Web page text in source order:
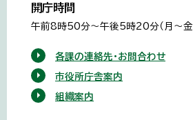
開庁時間
午前8時50分～午後5時20分（月～金
各課の連絡先・お問合わせ
市役所庁舎案内
組織案内